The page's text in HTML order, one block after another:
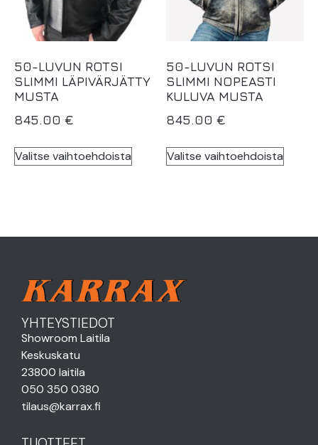
50-LUVUN ROTSI
SLIMMI LÄPIVÄRJÄTTY
MUSTA
845.00 €
Valitse vaihtoehdoista
50-LUVUN ROTSI
SLIMMI NOPEASTI
KULUVA MUSTA
845.00 €
Valitse vaihtoehdoista
YHTEYSTIEDOT
Showroom Laitila
Keskuskatu
23800 laitila
050 350 0380
tilaus@karrax.fi